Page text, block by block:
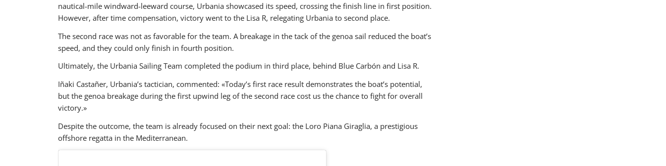
nautical-mile windward-leeward course, Urbania showcased its speed, crossing the finish line in first position.
However, after time compensation, victory went to the Lisa R, relegating Urbania to second place.
The second race was not as favorable for the team. A breakage in the tack of the genoa sail reduced the boat’s
speed, and they could only finish in fourth position.
Ultimately, the Urbania Sailing Team completed the podium in third place, behind Blue Carbón and Lisa R.
Iñaki Castañer, Urbania’s tactician, commented: «Today’s first race result demonstrates the boat’s potential,
but the genoa breakage during the first upwind leg of the second race cost us the chance to fight for overall
victory.»
Despite the outcome, the team is already focused on their next goal: the Loro Piana Giraglia, a prestigious
offshore regatta in the Mediterranean.